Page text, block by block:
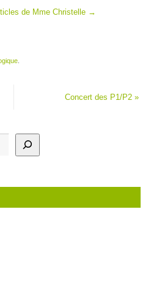
de Mme Christelle →
Concert des P1/P2»